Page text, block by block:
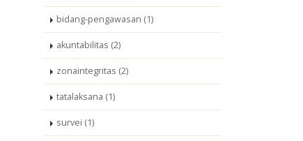
bidang-pengawasan (1)
akuntabilitas (2)
zonaintegritas (2)
tatalaksana (1)
survei (1)